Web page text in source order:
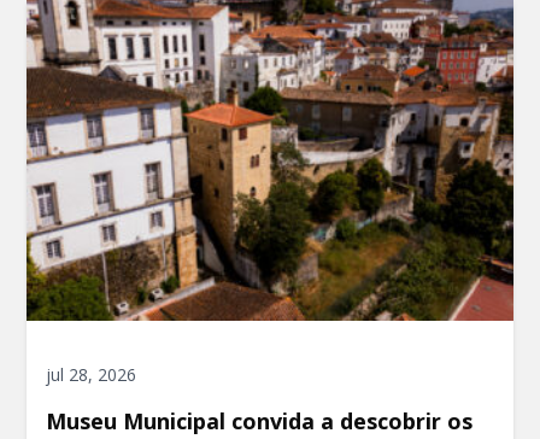
jul 28, 2026
Museu Municipal convida a descobrir os